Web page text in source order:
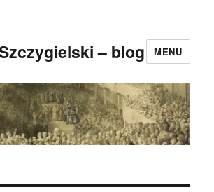
– blog MENU